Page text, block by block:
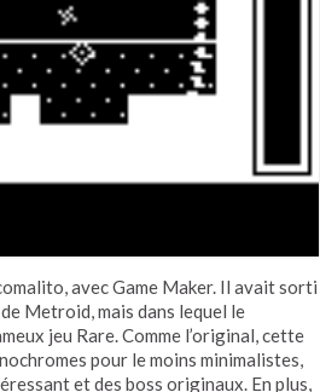
avec Game Maker. Il avait sorti
Metroid, mais dans lequel le
jeu Rare. Comme l’original, cette
pour le moins minimalistes,
et des boss originaux. En plus,